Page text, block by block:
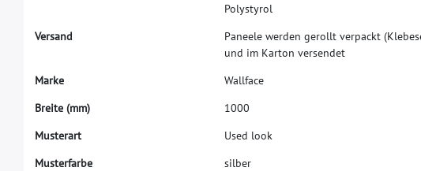
Polystyrol
Versand Paneele werden gerollt verpackt (Klebes
und im Karton versendet
Marke Wallface
Breite (mm) 1000
Musterart
Used look
Musterfarbe
silber